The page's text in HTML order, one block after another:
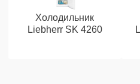
Холодильник
Liebherr SK 4260